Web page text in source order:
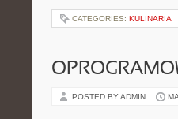
CATEGORIES: KULINARIA
POSTED BY ADMIN